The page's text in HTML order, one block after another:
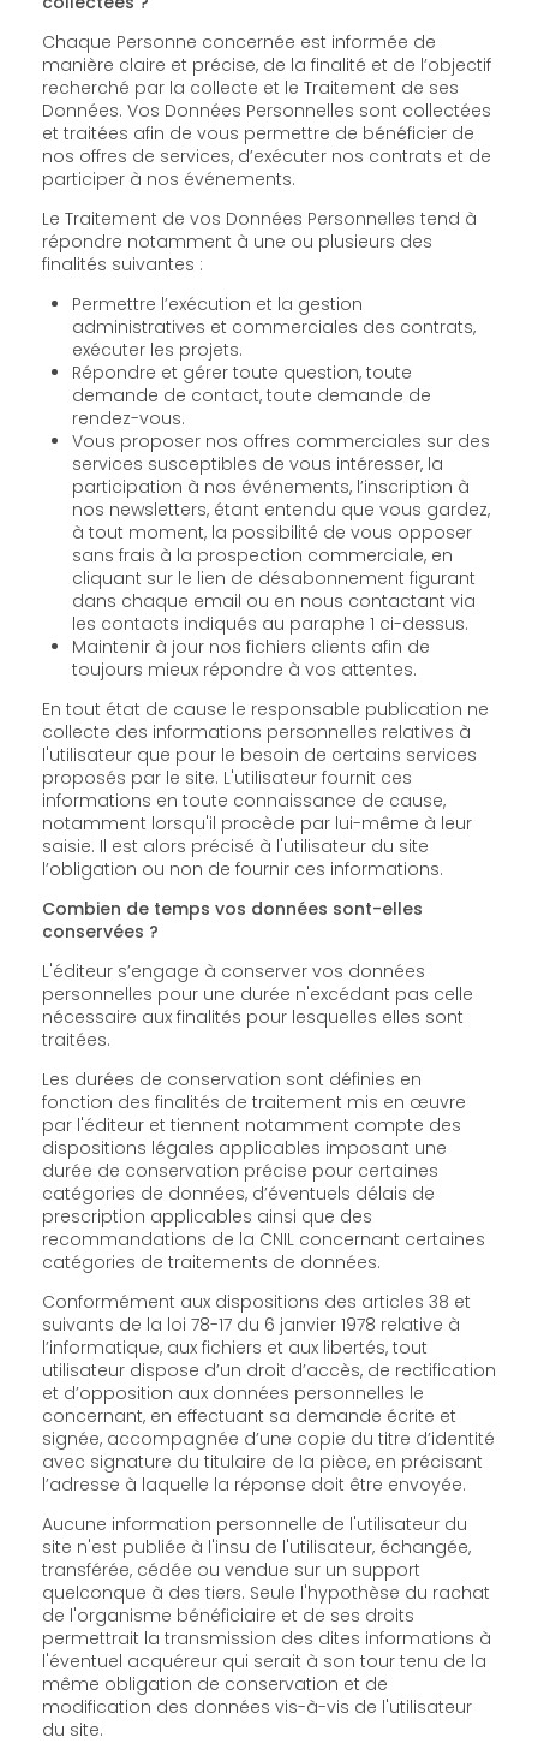
Chaque Personne concernée est informée de
manière claire et précise, de la finalité et de l’objectif
recherché par la collecte et le Traitement de ses
Données. Vos Données Personnelles sont collectées
et traitées afin de vous permettre de bénéficier de
nos offres de services, d’exécuter nos contrats et de
participer à nos événements.
Le Traitement de vos Données Personnelles tend à
répondre notamment à une ou plusieurs des
finalités suivantes :
Permettre l’exécution et la gestion
administratives et commerciales des contrats,
exécuter les projets.
Répondre et gérer toute question, toute
demande de contact, toute demande de
rendez-vous.
Vous proposer nos offres commerciales sur des
services susceptibles de vous intéresser, la
participation à nos événements, l’inscription à
nos newsletters, étant entendu que vous gardez,
à tout moment, la possibilité de vous opposer
sans frais à la prospection commerciale, en
cliquant sur le lien de désabonnement figurant
dans chaque email ou en nous contactant via
les contacts indiqués au paraphe 1 ci-dessus.
Maintenir à jour nos fichiers clients afin de
toujours mieux répondre à vos attentes.
En tout état de cause le responsable publication ne
collecte des informations personnelles relatives à
l'utilisateur que pour le besoin de certains services
proposés par le site. L'utilisateur fournit ces
informations en toute connaissance de cause,
notamment lorsqu'il procède par lui-même à leur
saisie. Il est alors précisé à l'utilisateur du site
l’obligation ou non de fournir ces informations.
Combien de temps vos données sont-elles
conservées ?
L'éditeur s’engage à conserver vos données
personnelles pour une durée n'excédant pas celle
nécessaire aux finalités pour lesquelles elles sont
traitées.
Les durées de conservation sont définies en
fonction des finalités de traitement mis en œuvre
par l'éditeur et tiennent notamment compte des
dispositions légales applicables imposant une
durée de conservation précise pour certaines
catégories de données, d’éventuels délais de
prescription applicables ainsi que des
recommandations de la CNIL concernant certaines
catégories de traitements de données.
Conformément aux dispositions des articles 38 et
suivants de la loi 78-17 du 6 janvier 1978 relative à
l’informatique, aux fichiers et aux libertés, tout
utilisateur dispose d’un droit d’accès, de rectification
et d’opposition aux données personnelles le
concernant, en effectuant sa demande écrite et
signée, accompagnée d’une copie du titre d’identité
avec signature du titulaire de la pièce, en précisant
l’adresse à laquelle la réponse doit être envoyée.
Aucune information personnelle de l'utilisateur du
site n'est publiée à l'insu de l'utilisateur, échangée,
transférée, cédée ou vendue sur un support
quelconque à des tiers. Seule l'hypothèse du rachat
de l'organisme bénéficiaire et de ses droits
permettrait la transmission des dites informations à
l'éventuel acquéreur qui serait à son tour tenu de la
même obligation de conservation et de
modification des données vis-à-vis de l'utilisateur
du site.